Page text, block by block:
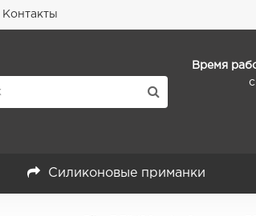
Контакты
Время
Силиконовые приманки